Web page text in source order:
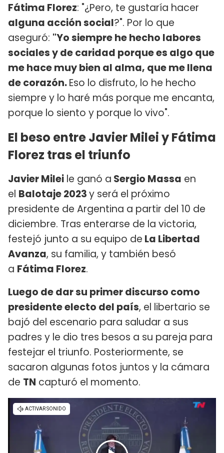
Fátima Florez: "¿Pero, te gustaría hacer
alguna acción social?". Por lo que
aseguró: "Yo siempre he hecho labores
sociales y de caridad porque es algo que
me hace muy bien al alma, que me llena
de corazón.Eso lo disfruto, lo he hecho
siempre y lo haré más porque me encanta,
porque lo siento y porque lo vivo".
El beso entre Javier Milei y Fátima
Florez tras el triunfo
Javier Milei le ganó a Sergio Massa en
el Balotaje 2023y será el próximo
presidente de Argentina a partir del 10 de
diciembre. Tras enterarse de la victoria,
festejó junto a su equipo de La Libertad
Avanza, su familia, y también besó
a Fátima Florez.
Luego de dar su primer discurso como
presidente electo del país, el libertario se
bajó del escenario para saludar a sus
padres y le dio tres besos a su pareja para
festejar el triunfo. Posteriormente, se
sacaron algunas fotos juntos y la cámara
de TN capturó el momento.